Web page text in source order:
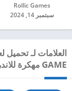
Rollic Games‏
سبتمبر 14, 2024
GAME مهكرة للاندرويد 2024